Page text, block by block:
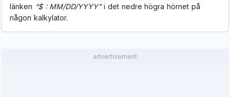
länken “$ : MM/DD/YYYY”i det nedre högra hörnet på
någon kalkylator.
advertisement